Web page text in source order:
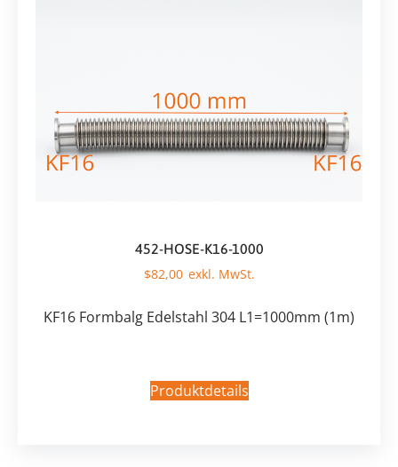
452-HOSE-K16-1000
$82,00
KF16 Formbalg Edelstahl 304 L1=1000mm (1m)
Produktdetails